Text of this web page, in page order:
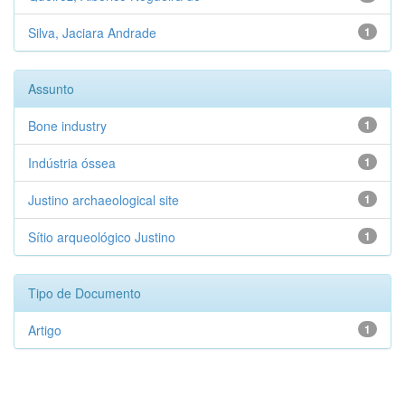
1
Silva, Jaciara Andrade
Assunto
1
Bone industry
1
Indústria óssea
1
Justino archaeological site
1
Sítio arqueológico Justino
Tipo de Documento
1
Artigo